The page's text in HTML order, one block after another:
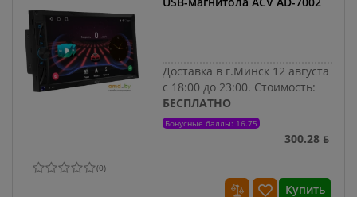
Доставка в г.Минск 12 августа
с 18:00 до 23:00. Стоимость:
БЕСПЛАТНО
Бонусные баллы: 16.75
300.28 ƃ
(0)
Купить